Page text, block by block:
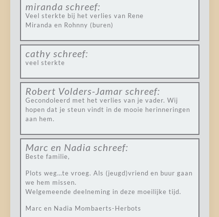
miranda schreef:
Veel sterkte bij het verlies van Rene
Miranda en Rohnny (buren)
cathy schreef:
veel sterkte
Robert Volders-Jamar schreef:
Gecondoleerd met het verlies van je vader. Wij
hopen dat je steun vindt in de mooie herinneringen
aan hem.
Marc en Nadia schreef:
Beste familie,
Plots weg…te vroeg. Als (jeugd)vriend en buur gaan
we hem missen.
Welgemeende deelneming in deze moeilijke tijd.
Marc en Nadia Mombaerts-Herbots